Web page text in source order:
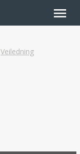
menu
Veiledning